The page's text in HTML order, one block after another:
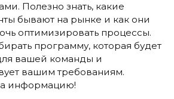
Полезно знать, какие
бывают на рынке и как они
оптимизировать процессы.
программу, которая будет
вашей команды и
вашим требованиям.
информацию!